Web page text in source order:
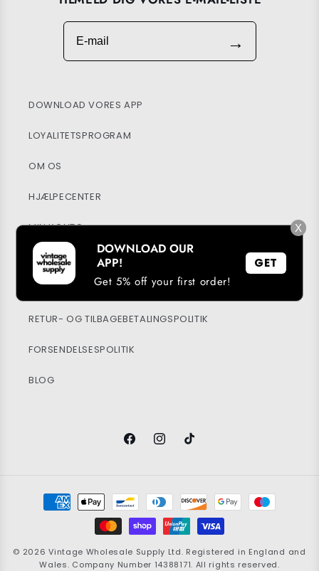
E-mail
→
DOWNLOAD VORES APP
LOYALITETSPROGRAM
OM OS
HJÆLPECENTER
MIN KONTO
BÆREDYGTIGHED
PRIVATPOLITIK
RETUR- OG TILBAGEBETALINGSPOLITIK
FORSENDELSESPOLITIK
BLOG
FacebookInstagramTikTok
Betalingsmetoder
© 2026Vintage Wholesale Supply Ltd. Registered in England and
Wales. Company Number 14388171. All rights reserved.
X
DOWNLOAD OUR
APP!
Get 5% off your first order!
GET